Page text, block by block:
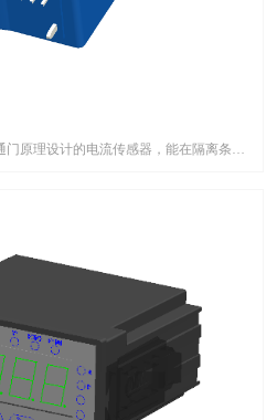
门原理设计的电流传感器，能在隔离条件